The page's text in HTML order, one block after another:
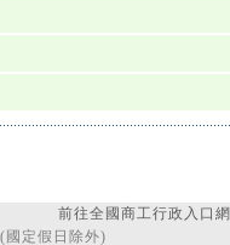
前往全國商工行政入口網
國定假日除外)